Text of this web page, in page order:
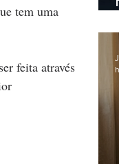
tem uma
feita através